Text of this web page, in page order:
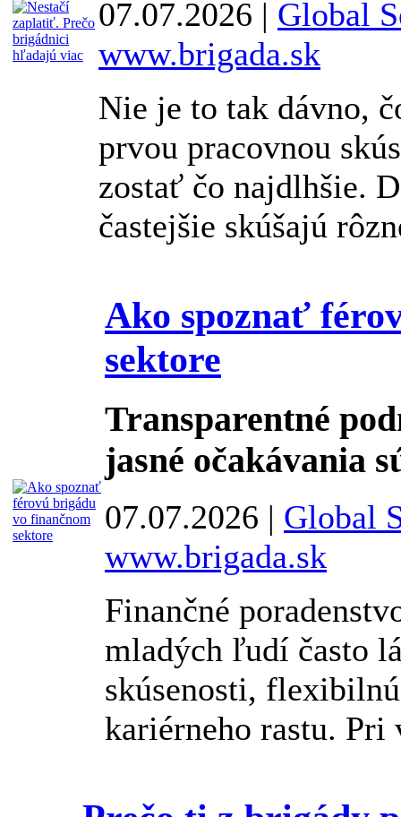
07.07.2026 | Global
www.brigada.sk
Nie je to tak dávno,
prvou pracovnou
zostať čo najdlhšie.
častejšie skúšajú
Ako spoznať
sektore
Transparentné
jasné očakávania
07.07.2026 | Global
www.brigada.sk
Finančné
mladých ľudí často
skúsenosti,
kariérneho rastu.